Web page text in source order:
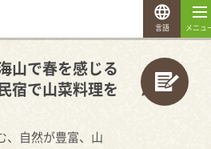
山で春を感じる
宿で山菜料理を
、自然が豊富、山
メニュ
言語